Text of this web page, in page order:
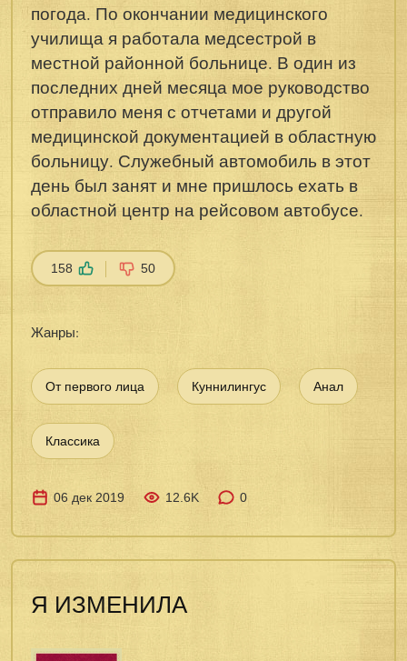
погода. По окончании медицинского
училища я работала медсестрой в
местной районной больнице. В один из
последних дней месяца мое руководство
отправило меня с отчетами и другой
медицинской документацией в областную
больницу. Служебный автомобиль в этот
день был занят и мне пришлось ехать в
областной центр на рейсовом автобусе.
158 50
Жанры:
От первого лица Куннилингус Анал
Классика
06 дек 2019 12.6K 0
Я ИЗМЕНИЛА